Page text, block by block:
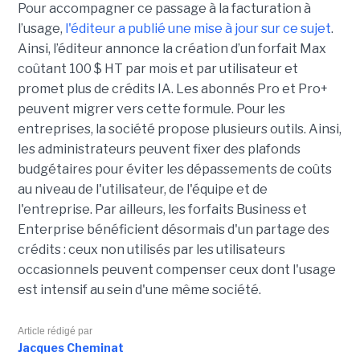
Pour accompagner ce passage à la facturation à
l’usage, l'éditeur a publié une mise à jour sur ce sujet.
Ainsi, l’éditeur annonce la création d’un forfait Max
coûtant 100 $ HT par mois et par utilisateur et
promet plus de crédits IA. Les abonnés Pro et Pro+
peuvent migrer vers cette formule. Pour les
entreprises, la société propose plusieurs outils. Ainsi,
les administrateurs peuvent fixer des plafonds
budgétaires pour éviter les dépassements de coûts
au niveau de l'utilisateur, de l'équipe et de
l'entreprise. Par ailleurs, les forfaits Business et
Enterprise bénéficient désormais d'un partage des
crédits : ceux non utilisés par les utilisateurs
occasionnels peuvent compenser ceux dont l'usage
est intensif au sein d'une même société.
Article rédigé par
Jacques Cheminat